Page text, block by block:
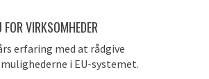
VIRKSOMHEDER
erfaring med at rådgive
i EU-systemet.